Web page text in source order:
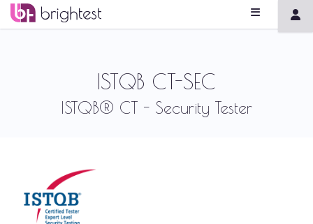
ISTQB CT-SEC
ISTQB® CT - Security Tester